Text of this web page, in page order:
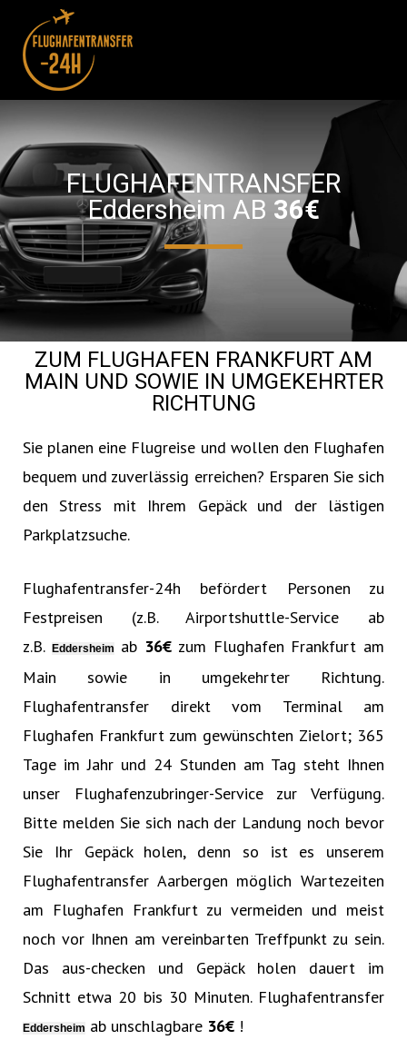
FLUGHAFENTRANSFER
Eddersheim AB 36€‎
ZUM FLUGHAFEN FRANKFURT AM
MAIN UND SOWIE IN UMGEKEHRTER
RICHTUNG
Sie planen eine Flugreise und wollen den Flughafen
bequem und zuverlässig erreichen? Ersparen Sie sich
den Stress mit Ihrem Gepäck und der lästigen
Parkplatzsuche.
Flughafentransfer-24h befördert Personen zu
Festpreisen (z.B. Airportshuttle-Service ab
z.B.
Eddersheim ab 36€‎ zum Flughafen Frankfurt am
Main sowie in umgekehrter Richtung.
Flughafentransfer direkt vom Terminal am
Flughafen Frankfurt zum gewünschten Zielort; 365
Tage im Jahr und 24 Stunden am Tag steht Ihnen
unser Flughafenzubringer-Service zur Verfügung.
Bitte melden Sie sich nach der Landung noch bevor
Sie Ihr Gepäck holen, denn so ist es unserem
Flughafentransfer Aarbergen möglich Wartezeiten
am Flughafen Frankfurt zu vermeiden und meist
noch vor Ihnen am vereinbarten Treffpunkt zu sein.
Das aus-checken und Gepäck holen dauert im
Schnitt etwa 20 bis 30 Minuten. Flughafentransfer
Eddersheim ab unschlagbare 36€‎ !